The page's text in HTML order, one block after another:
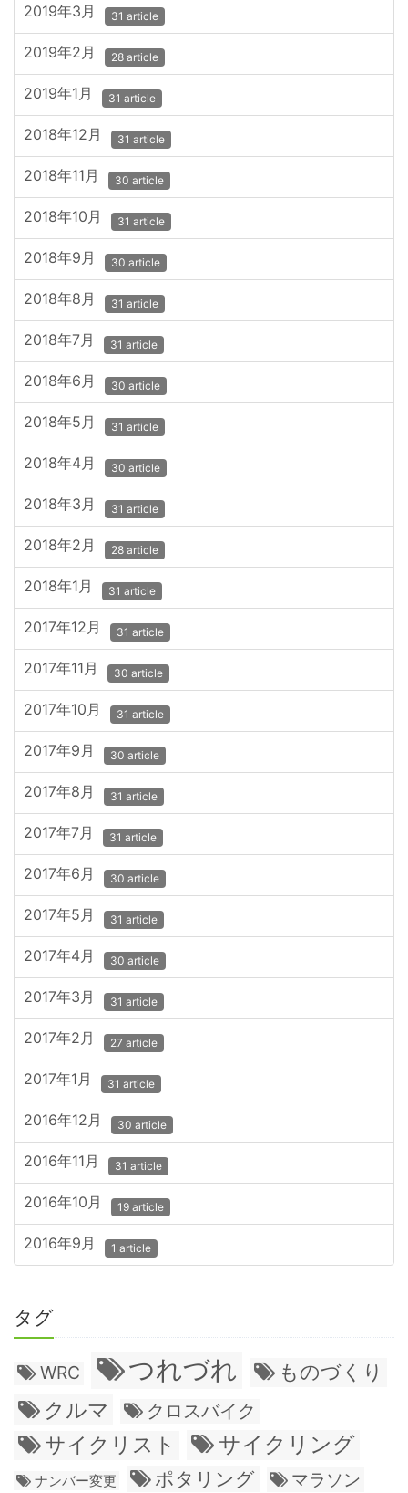
2019年3月 31 article
2019年2月 28 article
2019年1月 31 article
2018年12月 31 article
2018年11月 30 article
2018年10月 31 article
2018年9月 30 article
2018年8月 31 article
2018年7月 31 article
2018年6月 30 article
2018年5月 31 article
2018年4月 30 article
2018年3月 31 article
2018年2月 28 article
2018年1月 31 article
2017年12月 31 article
2017年11月 30 article
2017年10月 31 article
2017年9月 30 article
2017年8月 31 article
2017年7月 31 article
2017年6月 30 article
2017年5月 31 article
2017年4月 30 article
2017年3月 31 article
2017年2月 27 article
2017年1月 31 article
2016年12月 30 article
2016年11月 31 article
2016年10月 19 article
2016年9月 1 article
タグ
WRC つれづれ ものづくり
クルマ クロスバイク
サイクリスト サイクリング
ナンバー変更 ポタリング マラソン